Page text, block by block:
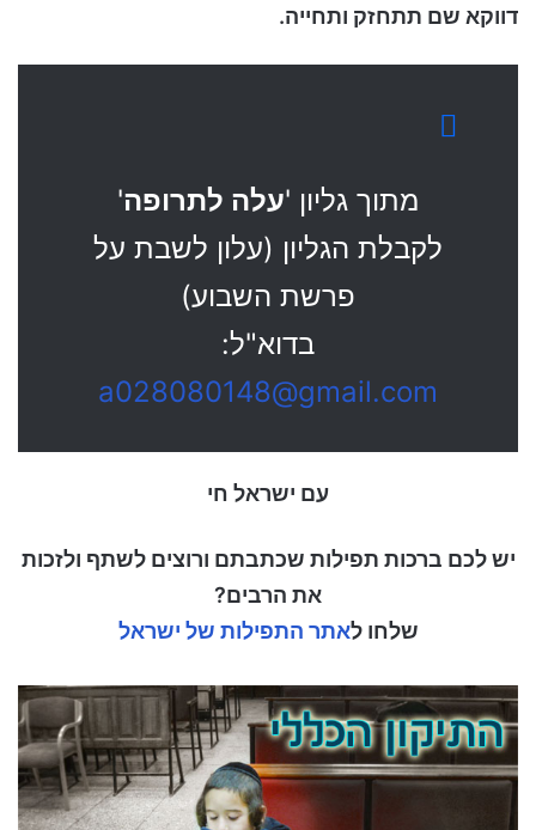
דווקא שם תתחזק ותחייה.
מתוך גליון 'עלה לתרופה'
לקבלת הגליון (עלון לשבת על
פרשת השבוע)
בדוא"ל:
a028080148@gmail.com
עם ישראל חי
יש לכם ברכות תפילות שכתבתם ורוצים לשתף ולזכות
את הרבים?
שלחו לאתר התפילות של ישראל